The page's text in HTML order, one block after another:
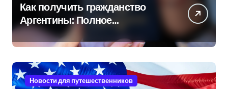
Как получить гражданство
Аргентины: Полное
руководство
Новости для путешественников